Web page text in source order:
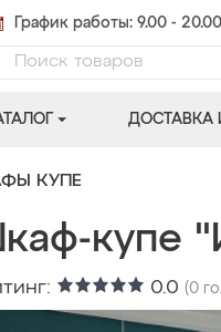
График работы: 9.00 -
ДОСТАВКА
КУПЕ
купе
0.0 (0